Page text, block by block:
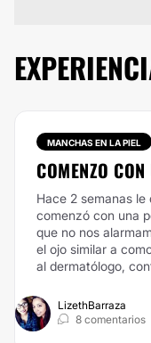
MANCHAS EN LA PIEL
COMENZO
Hace 2 semanas le
comenzó con una
que no nos
el ojo similar a
al dermatólogo,
LizethBarraza
8 comentarios